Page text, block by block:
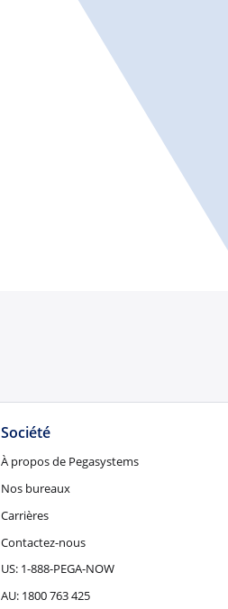
Société
À propos de Pegasystems
Nos bureaux
Carrières
Contactez-nous
US: 1-888-PEGA-NOW
AU: 1800 763 425